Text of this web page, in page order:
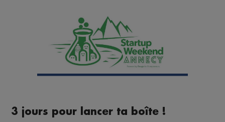
3 jours pour lancer ta boîte !